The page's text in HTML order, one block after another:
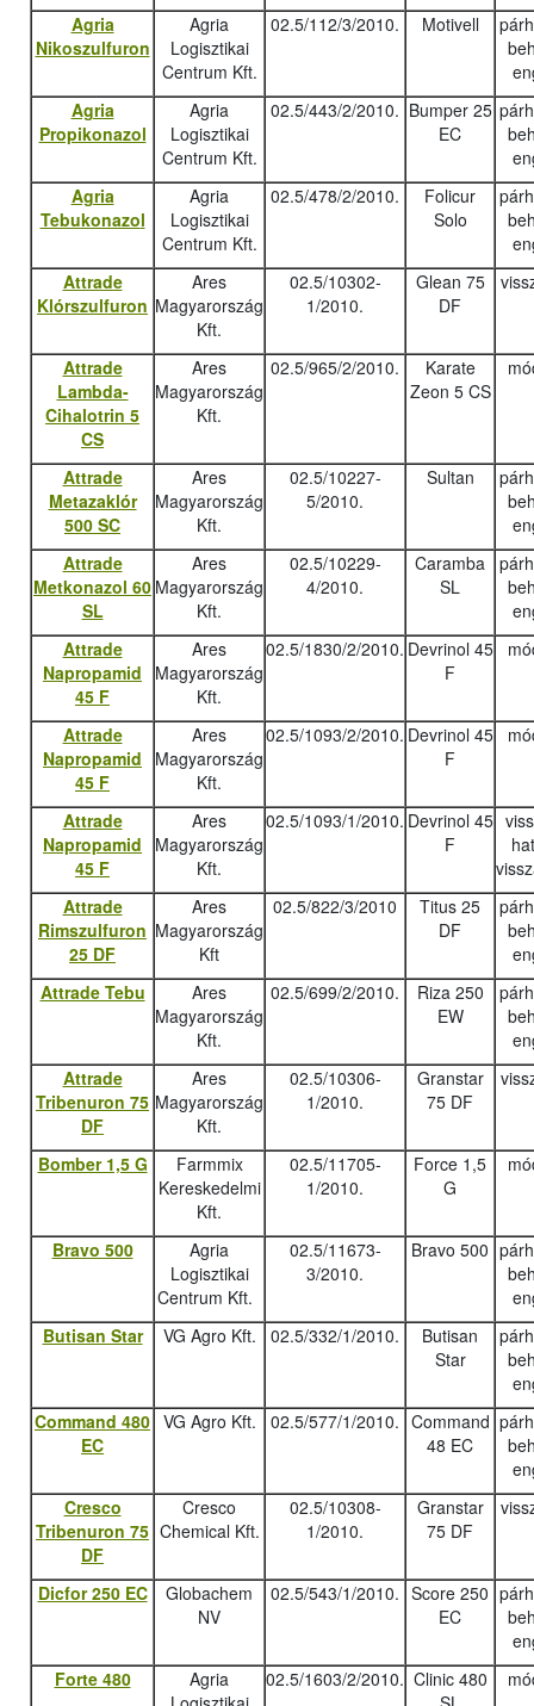
Agria
Nikoszulfuron
Agria
Logisztikai
Centrum Kft.
02.5/112/3/2010. Motivell
Agria
Propikonazol
Agria
Logisztikai
Centrum Kft.
02.5/443/2/2010. Bumper 25
EC
Agria
Tebukonazol
Agria
Logisztikai
Centrum Kft.
02.5/478/2/2010.
Folicur
Solo
Attrade
Klórszulfuron
Ares
Magyarország
Kft.
02.5/10302-
1/2010.
Glean 75
DF
Attrade
Lambda-
Cihalotrin 5
CS
Ares
Magyarország
Kft.
02.5/965/2/2010.
Karate
Zeon 5 CS
Attrade
Metazaklór
500 SC
Ares
Magyarország
Kft.
02.5/10227-
5/2010.
Sultan
Attrade
Metkonazol 60
SL
Ares
Magyarország
Kft.
02.5/10229-
4/2010.
Caramba
SL
Attrade
Napropamid
45 F
Ares
Magyarország
Kft.
02.5/1830/2/2010. Devrinol 45
F
Attrade
Napropamid
45 F
Ares
Magyarország
Kft.
02.5/1093/2/2010. Devrinol 45
F
Attrade
Napropamid
45 F
Ares
Magyarország
Kft.
02.5/1093/1/2010. Devrinol 45
F
Attrade
Rimszulfuron
25 DF
Ares
Magyarország
Kft
02.5/822/3/2010
Titus 25
DF
Attrade Tebu
Ares
Magyarország
Kft.
02.5/699/2/2010.
Riza 250
EW
Attrade
Tribenuron 75
DF
Ares
Magyarország
Kft.
02.5/10306-
1/2010.
Granstar
75 DF
Bomber 1,5 G
Farmmix
Kereskedelmi
Kft.
02.5/11705-
1/2010.
Force 1,5
G
Bravo 500
Agria
Logisztikai
Centrum Kft.
02.5/11673-
3/2010.
Bravo 500
Butisan Star
VG Agro Kft. 02.5/332/1/2010.
Butisan
Star
Command 480
EC
VG Agro Kft. 02.5/577/1/2010. Command
48 EC
Cresco
Tribenuron 75
DF
Cresco
Chemical Kft.
02.5/10308-
1/2010.
Granstar
75 DF
Dicfor 250 EC
Globachem
NV
02.5/543/1/2010. Score 250
EC
Forte 480
Agria
02.5/1603/2/2010. Clinic 480